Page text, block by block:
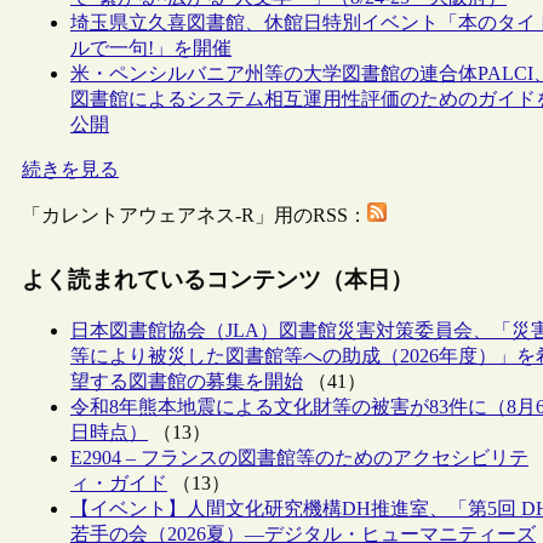
埼玉県立久喜図書館、休館日特別イベント「本のタイ
ルで一句!」を開催
米・ペンシルバニア州等の大学図書館の連合体PALCI、
図書館によるシステム相互運用性評価のためのガイド
公開
続きを見る
「カレントアウェアネス-R」用のRSS：
よく読まれているコンテンツ（本日）
日本図書館協会（JLA）図書館災害対策委員会、「災
等により被災した図書館等への助成（2026年度）」を
望する図書館の募集を開始 （41）
令和8年熊本地震による文化財等の被害が83件に（8月
日時点）
（13）
E2904 – フランスの図書館等のためのアクセシビリテ
ィ・ガイド
（13）
【イベント】人間文化研究機構DH推進室、「第5回
若手の会（2026夏）―デジタル・ヒューマニティーズ